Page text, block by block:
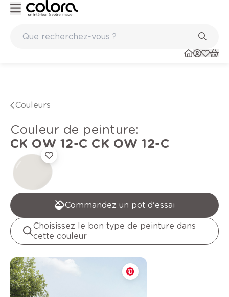
Couleurs
Couleur de peinture:
CK OW 12-C CK OW 12-C
Commandez un pot d'essai
Choisissez le bon type de peinture dans
cette couleur